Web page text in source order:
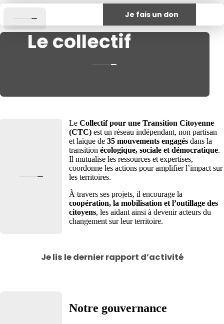
Bouge-toi
Fête des
Possibles
Les Lieux de
Convergence
Mairie-Me :
interpeller sa
consulter les
Je fais un don
Le collectif
LeCollectif pour une Transition Citoyenne
(CTC) est un réseau indépendant, non partisan
et laïque de35 mouvements engagés dans la
transitionécologique, sociale et démocratique.
Il mutualise les ressources et expertises,
coordonne les actions pour amplifier l’impact sur
les territoires.
À travers ses projets, il encourage la
coopération, la mobilisation et l’outillage des
citoyens, les aidant ainsi à devenir acteurs du
changement sur leur territoire.
Je lis le dernier rapport d’activité
Notre gouvernance